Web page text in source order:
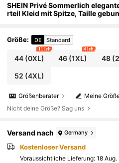
SHEIN Privé Sommerlich
rteil Kleid mit Spitze, Taille
Größe: DE Standard
44(0XL)
11 left
46 (1XL)
4 left
48
52 (4XL)
Meine
Größenberater
Nicht deine Größe? Sag uns
Versand nach Germany
Kostenloser Versand
Voraussichtliche Lieferung: 18 Aug.